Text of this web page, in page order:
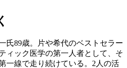
氏89歳。片や希代のベストセラー
ィック医学の第一人者として、そ
一線で走り続けている。2人の活